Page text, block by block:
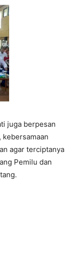
juga berpesan
kebersamaan
agar terciptanya
Pemilu dan